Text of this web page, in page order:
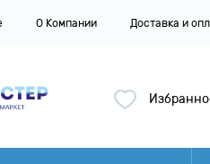
О Компании Доставка и